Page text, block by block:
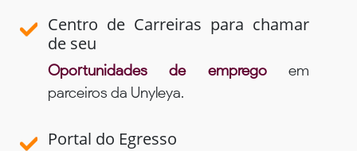
Centro de Carreiras para chamar
de seu
Oportunidades de empregoem
parceiros da Unyleya.
Portal do Egresso